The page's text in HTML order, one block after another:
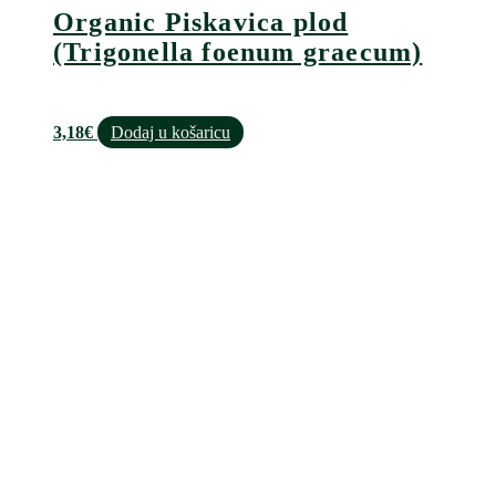
Organic Piskavica plod
(Trigonella foenum graecum)
3,18€ Dodaj u košaricu